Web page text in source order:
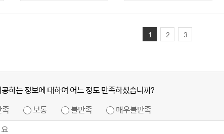
1 2 3
하는 정보에 대하여 어느 정도 만족하셨습니까?
족 보통 불만족 매우불만족